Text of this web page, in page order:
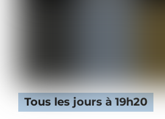
Tous les jours à 19h20